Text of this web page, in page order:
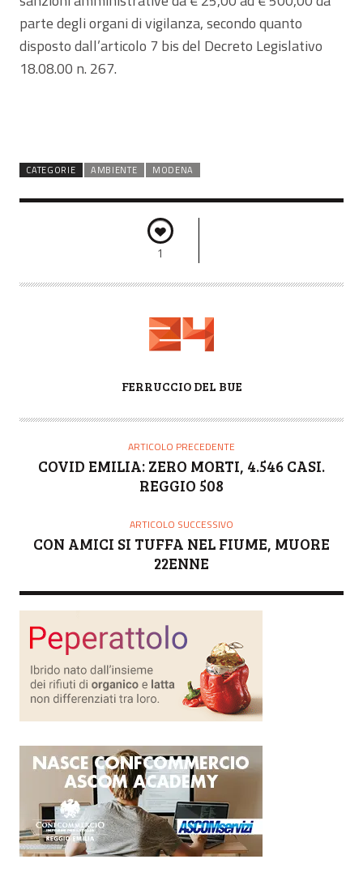
parte degli organi di vigilanza, secondo quanto
disposto dall’articolo 7 bis del Decreto Legislativo
18.08.00 n. 267.
CATEGORIE AMBIENTE MODENA
1
T
FERRUCCIO DEL BUE
ARTICOLO PRECEDENTE
COVID EMILIA: ZERO MORTI, 4.546 CASI.
REGGIO 508
ARTICOLO SUCCESSIVO
CON AMICI SI TUFFA NEL FIUME, MUORE
22ENNE